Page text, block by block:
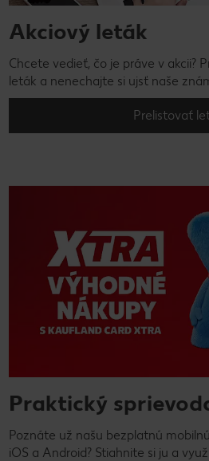
Akciový leták
Chcete vedieť, čo je práve v akcii?
leták a nenechajte si ujsť naše
Prelistovať
Praktický
Poznáte už našu bezplatnú
iOS a Android? Stiahnite si ju a